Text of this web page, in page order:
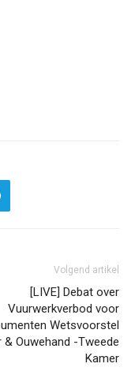
Volgend artikel
[LIVE] Debat over
Vuurwerkverbod voor
Wetsvoorstel
& Ouwehand -Tweede
Kamer